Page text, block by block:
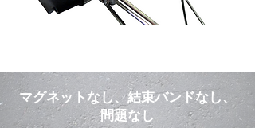
マグネットなし、結束バンドなし、
問題なし